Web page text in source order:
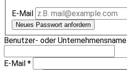
E-Mail
Neues Passwort anfordern
Benutzer- oder Unternehmensname
E-Mail *